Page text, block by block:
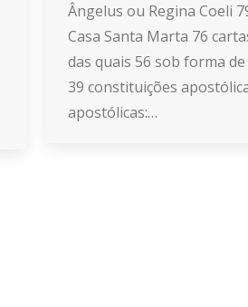
Ângelus ou Regina Coeli
Casa Santa Marta 76
das quais 56 sob forma
39 constituições
apostólicas:…